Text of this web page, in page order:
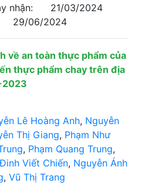
nhận:
21/03/2024
29/06/2024
về an toàn thực phẩm của
thực phẩm chay trên địa
2023
Lê Hoàng Anh, Nguyễn
Thị Giang, Phạm Như
, Phạm Quang Trung,
Đinh Viết Chiến, Nguyễn Ánh
, Vũ Thị Trang